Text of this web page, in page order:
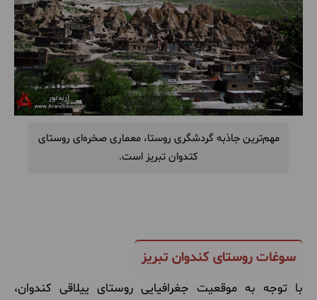
مهم‌ترین جاذبه گردشگری روستا، معماری صخره‌ای روستای
کتدوان تبریز است.
سوغات روستای کندوان تبریز
با توجه به موقعیت جغرافیایی روستای ییلاقی کندوان،